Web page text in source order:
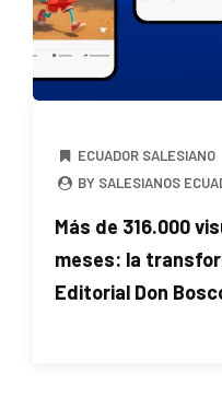
ECUADOR SALESIANO
BY SALESIANOS
Más de 316.000
meses: la
Editorial Don